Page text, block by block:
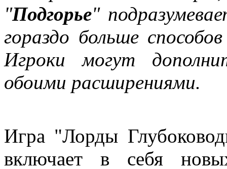
"Подгорье"
гораздо больше
Игроки могут
обоими расширениями.
Игра "Лорды
включает в себя